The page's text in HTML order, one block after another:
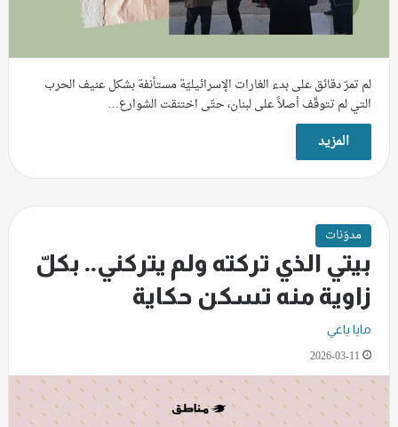
لم تمرّ دقائق على بدء الغارات الإسرائيليّة مستأنفة بشكل عنيف الحرب
التي لم تتوقّف أصلاً على لبنان، حتّى اختنقت الشوارع…
المزيد
مدوّنات
بيتي الذي تركته ولم يتركني.. بكلّ
زاوية منه تسكن حكاية
مايا ياغي
2026-03-11